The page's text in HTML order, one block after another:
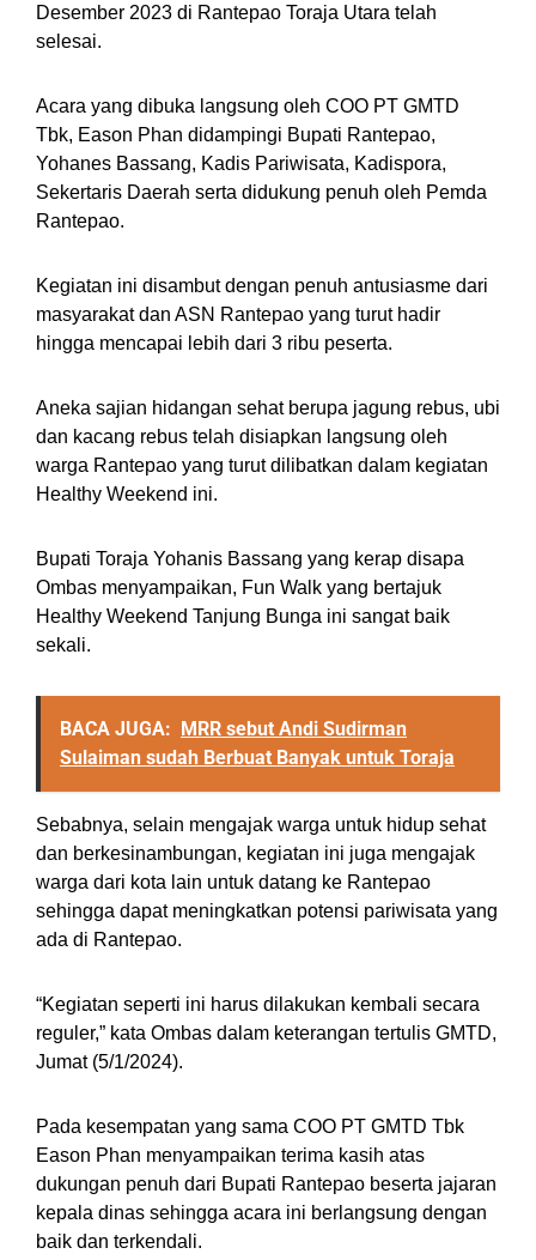
Desember 2023 di Rantepao Toraja Utara telah
selesai.
Acara yang dibuka langsung oleh COO PT GMTD
Tbk, Eason Phan didampingi Bupati Rantepao,
Yohanes Bassang, Kadis Pariwisata, Kadispora,
Sekertaris Daerah serta didukung penuh oleh Pemda
Rantepao.
Kegiatan ini disambut dengan penuh antusiasme dari
masyarakat dan ASN Rantepao yang turut hadir
hingga mencapai lebih dari 3 ribu peserta.
Aneka sajian hidangan sehat berupa jagung rebus, ubi
dan kacang rebus telah disiapkan langsung oleh
warga Rantepao yang turut dilibatkan dalam kegiatan
Healthy Weekend ini.
Bupati Toraja Yohanis Bassang yang kerap disapa
Ombas menyampaikan, Fun Walk yang bertajuk
Healthy Weekend Tanjung Bunga ini sangat baik
sekali.
BACA JUGA: MRR sebut Andi Sudirman
Sulaiman sudah Berbuat Banyak untuk Toraja
Sebabnya, selain mengajak warga untuk hidup sehat
dan berkesinambungan, kegiatan ini juga mengajak
warga dari kota lain untuk datang ke Rantepao
sehingga dapat meningkatkan potensi pariwisata yang
ada di Rantepao.
“Kegiatan seperti ini harus dilakukan kembali secara
reguler,” kata Ombas dalam keterangan tertulis GMTD,
Jumat (5/1/2024).
Pada kesempatan yang sama COO PT GMTD Tbk
Eason Phan menyampaikan terima kasih atas
dukungan penuh dari Bupati Rantepao beserta jajaran
kepala dinas sehingga acara ini berlangsung dengan
baik dan terkendali.